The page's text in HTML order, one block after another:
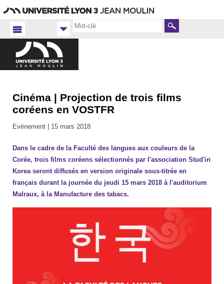
Rechercher
Accueil
Langues
Cinéma | Projection de trois films
coréens en VOSTFR
Evènement | 15 mars 2018
Dans le cadre de la Faculté des langues aux couleurs de la
Corée, trois films coréens sélectionnés par l'association Stud'in
Korea seront diffusés en version originale sous-titrée en
français durant la journée du jeudi 15 mars 2018 à l'auditorium
Malraux, à la Manufacture des tabacs.